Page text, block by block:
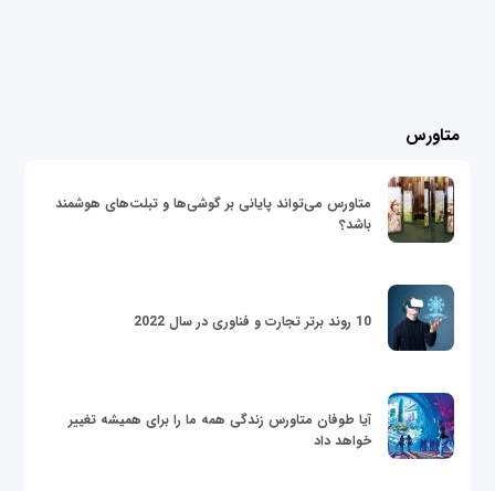
متاورس
متاورس می‌تواند پایانی بر گوشی‌ها و تبلت‌های هوشمند
باشد؟
10 روند برتر تجارت و فناوری در سال 2022
آیا طوفان متاورس زندگی همه ما را برای همیشه تغییر
خواهد داد